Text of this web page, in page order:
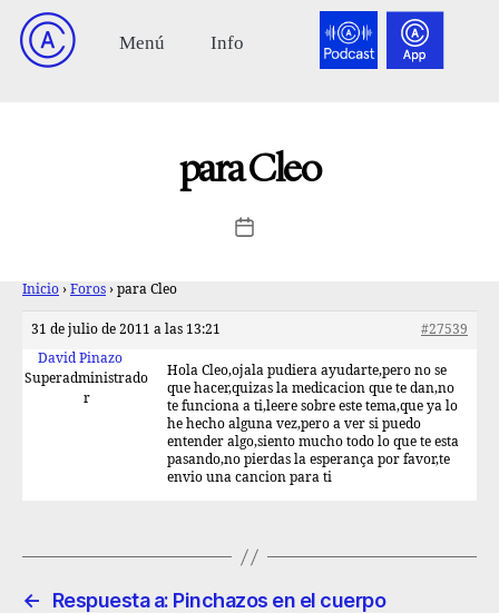
para Cleo
Inicio › Foros › para Cleo
31 de julio de 2011 a las 13:21
#27539
David Pinazo
Superadministrado
r
Hola Cleo,ojala pudiera ayudarte,pero no se
que hacer,quizas la medicacion que te dan,no
te funciona a ti,leere sobre este tema,que ya lo
he hecho alguna vez,pero a ver si puedo
entender algo,siento mucho todo lo que te esta
pasando,no pierdas la esperança por favor,te
envio una cancion para ti
←
Respuesta a: Pinchazos en el cuerpo